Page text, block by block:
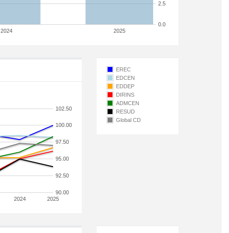
2024 2025
0.0
2.5
2024 2025
90.00
92.50
95.00
97.50
100.00
102.50
EREC
EDCEN
EDDEP
DIRINS
ADMCEN
RESUD
Global CD